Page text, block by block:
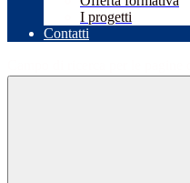
I progetti
Contatti